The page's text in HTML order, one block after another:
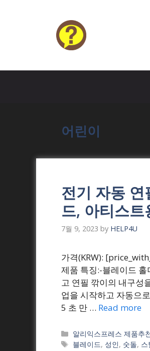
어린이
전기 자동
드, 아티스
7월 9, 2023 by HELP4U
가격(KRW):
제품 특징:-블레이드
고 연필 깎이의 내구성
업을 시작하고 자동으
5 초 만 … Read more
Categories
알리익스프레스 제품추
Tags
블레이드, 성인, 숫돌, 스